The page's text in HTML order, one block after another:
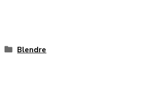
Blendre